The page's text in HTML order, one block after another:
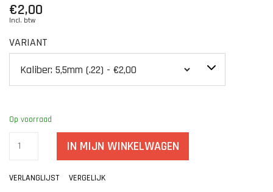
€2,00
Incl. btw
VARIANT
Op voorraad
IN MIJN WINKELWAGEN
VERLANGLIJST VERGELIJK